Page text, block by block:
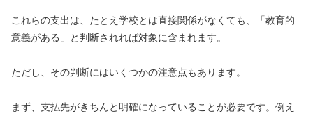
これらの支出は、たとえ学校とは直接関係がなくても、「教育的
意義がある」と判断されれば対象に含まれます。
ただし、その判断にはいくつかの注意点もあります。
まず、支払先がきちんと明確になっていることが必要です。例え